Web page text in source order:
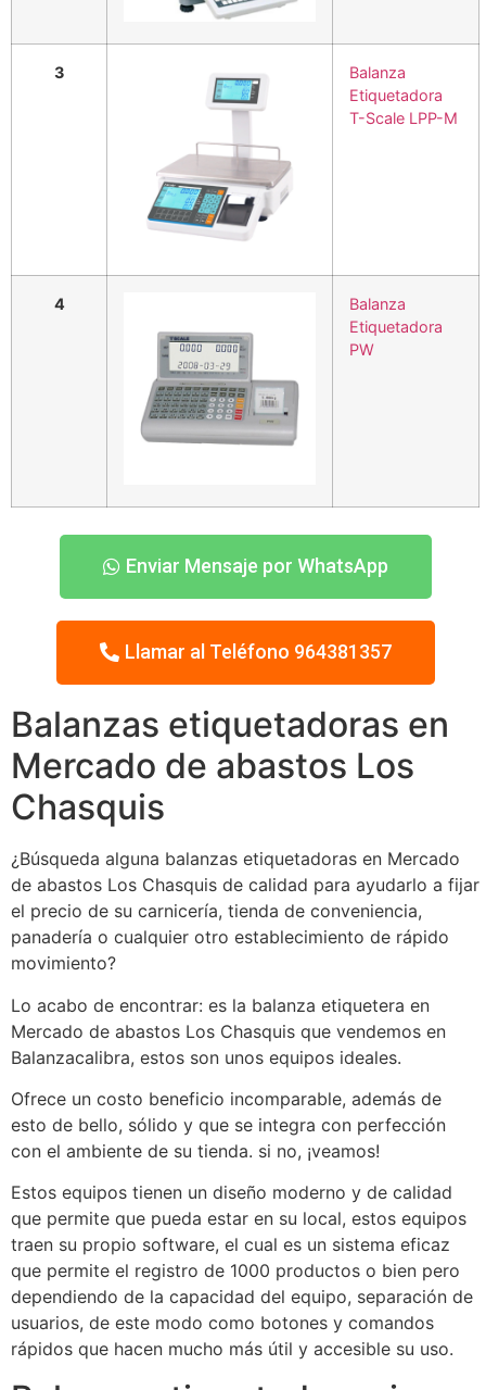
3
Balanza
Etiquetadora
T-Scale LPP-M
4
Balanza
Etiquetadora
PW
Enviar Mensaje por WhatsApp
Llamar al Teléfono 964381357
Balanzas etiquetadoras en
Mercado de abastos Los
Chasquis
¿Búsqueda alguna balanzas etiquetadoras en Mercado
de abastos Los Chasquis de calidad para ayudarlo a fijar
el precio de su carnicería, tienda de conveniencia,
panadería o cualquier otro establecimiento de rápido
movimiento?
Lo acabo de encontrar: es la balanza etiquetera en
Mercado de abastos Los Chasquis que vendemos en
Balanzacalibra, estos son unos equipos ideales.
Ofrece un costo beneficio incomparable, además de
esto de bello, sólido y que se integra con perfección
con el ambiente de su tienda. si no, ¡veamos!
Estos equipos tienen un diseño moderno y de calidad
que permite que pueda estar en su local, estos equipos
traen su propio software, el cual es un sistema eficaz
que permite el registro de 1000 productos o bien pero
dependiendo de la capacidad del equipo, separación de
usuarios, de este modo como botones y comandos
rápidos que hacen mucho más útil y accesible su uso.